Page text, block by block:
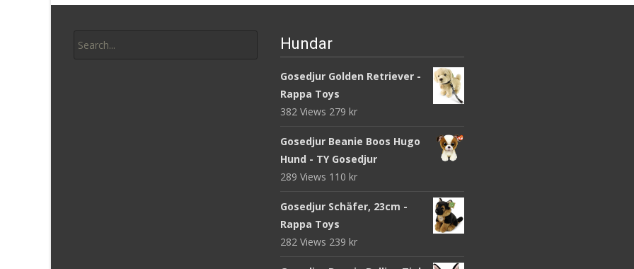
for:
Hundar
Gosedjur Golden Retriever -
Rappa Toys
382 Views 279 kr
Gosedjur Beanie Boos Hugo
Hund - TY Gosedjur
289 Views 110 kr
Gosedjur Schäfer, 23cm -
Rappa Toys
282 Views 239 kr